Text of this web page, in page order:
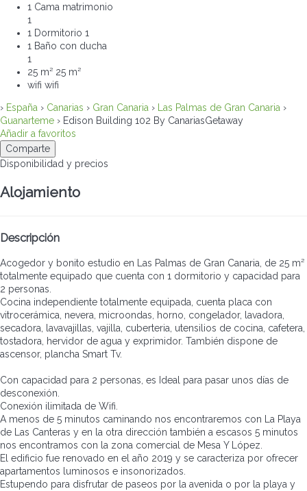
1 Cama matrimonio
1
1 Dormitorio 1
1 Baño con ducha
1
25 m² 25 m²
wifi wifi
› España › Canarias › Gran Canaria › Las Palmas de Gran Canaria ›
Guanarteme › Edison Building 102 By CanariasGetaway
Añadir a favoritos
Comparte
Disponibilidad y precios
Alojamiento
Descripción
Acogedor y bonito estudio en Las Palmas de Gran Canaria, de 25 m²
totalmente equipado que cuenta con 1 dormitorio y capacidad para
2 personas.
Cocina independiente totalmente equipada, cuenta placa con
vitrocerámica, nevera, microondas, horno, congelador, lavadora,
secadora, lavavajillas, vajilla, cuberteria, utensilios de cocina, cafetera,
tostadora, hervidor de agua y exprimidor. También dispone de
ascensor, plancha Smart Tv.
Con capacidad para 2 personas, es Ideal para pasar unos días de
desconexión.
Conexión ilimitada de Wifi.
A menos de 5 minutos caminando nos encontraremos con La Playa
de Las Canteras y en la otra dirección también a escasos 5 minutos
nos encontramos con la zona comercial de Mesa Y López.
El edificio fue renovado en el año 2019 y se caracteriza por ofrecer
apartamentos luminosos e insonorizados.
Estupendo para disfrutar de paseos por la avenida o por la playa y